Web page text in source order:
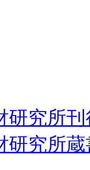
研究所
研究所